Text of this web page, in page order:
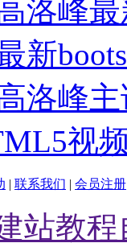
洛峰
新
洛峰
视
| 联系我们 | 会员注册
站教